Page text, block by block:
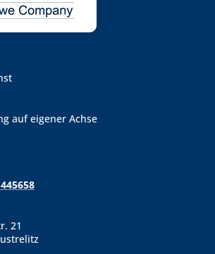
auf eigener Achse
21